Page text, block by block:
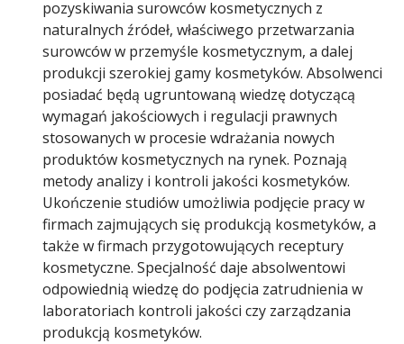
pozyskiwania surowców kosmetycznych z
naturalnych źródeł, właściwego przetwarzania
surowców w przemyśle kosmetycznym, a dalej
produkcji szerokiej gamy kosmetyków. Absolwenci
posiadać będą ugruntowaną wiedzę dotyczącą
wymagań jakościowych i regulacji prawnych
stosowanych w procesie wdrażania nowych
produktów kosmetycznych na rynek. Poznają
metody analizy i kontroli jakości kosmetyków.
Ukończenie studiów umożliwia podjęcie pracy w
firmach zajmujących się produkcją kosmetyków, a
także w firmach przygotowujących receptury
kosmetyczne. Specjalność daje absolwentowi
odpowiednią wiedzę do podjęcia zatrudnienia w
laboratoriach kontroli jakości czy zarządzania
produkcją kosmetyków.